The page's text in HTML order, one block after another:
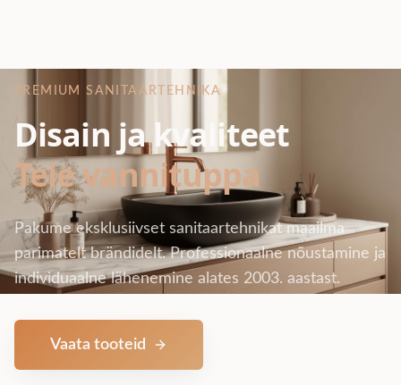
PREMIUM SANITAARTEHNIKA
Disain ja kvaliteet
Teie vannituppa
Pakume eksklusiivset sanitaartehnikat maailma
parimatelt brändidelt. Professionaalne nõustamine ja
individuaalne lähenemine alates 2003. aastast.
Vaata tooteid